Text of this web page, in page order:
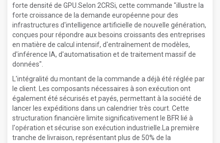
forte densité de GPU.Selon 2CRSi, cette commande "illustre la
forte croissance de la demande européenne pour des
infrastructures d'intelligence artificielle de nouvelle génération,
conçues pour répondre aux besoins croissants des entreprises
en matière de calcul intensif, d'entraînement de modèles,
d'inférence IA, d'automatisation et de traitement massif de
données".
L'intégralité du montant de la commande a déjà été réglée par
le client. Les composants nécessaires à son exécution ont
également été sécurisés et payés, permettant à la société de
lancer les expéditions dans un calendrier très court. Cette
structuration financière limite significativement le BFR lié à
l'opération et sécurise son exécution industrielle.La première
tranche de livraison, représentant plus de 50% de la